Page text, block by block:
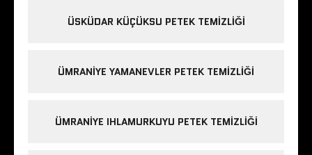
ÜSKÜDAR KÜÇÜKSU PETEK TEMIZLIĞI
ÜMRANIYE YAMANEVLER PETEK TEMIZLIĞI
ÜMRANIYE IHLAMURKUYU PETEK TEMIZLIĞI